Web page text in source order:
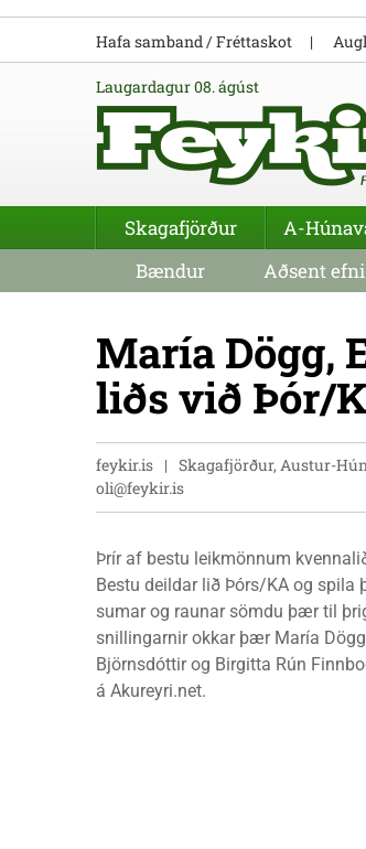
laugardagur 08. ágúst
María Dögg,
liðs við Þór/
feykir.is Skagafjörður, Austur-
oli@feykir.is
Þrír af bestu leikmönnum
Bestu deildar lið Þórs/KA og spila
sumar og raunar sömdu þær til
snillingarnir okkar þær María
Björnsdóttir og Birgitta Rún
á Akureyri.net.
Hafa samband / Fréttaskot
Skagafjörður A-
Bændur
Aðsent efni